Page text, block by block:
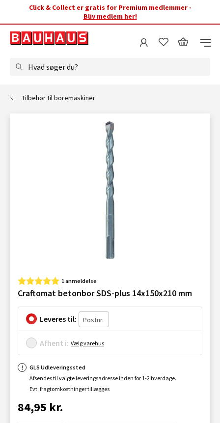
Click & Collect er gratis for Premium medlemmer -
Bliv medlem her!
Hvad søger du?
Tilbehør til boremaskiner
1 anmeldelse
Craftomat betonbor SDS-plus 14x150x210 mm
Leveres til:
Afhent i: Vælg varehus
GLS Udleveringssted
Afsendes til valgte leveringsadresse inden for 1-2 hverdage.
Evt. fragtomkostninger tillægges
84,95 kr.